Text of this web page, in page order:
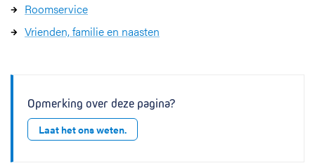
Roomservice
Vrienden, familie en naasten
Opmerking over deze pagina?
Laat het ons weten.